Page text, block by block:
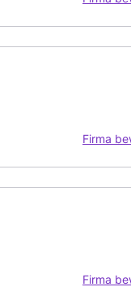
Firma
Firma